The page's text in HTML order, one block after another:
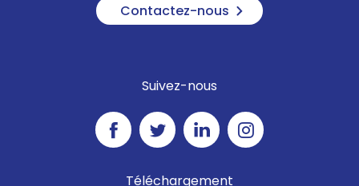
Contactez-nous
Suivez-nous
Téléchargement